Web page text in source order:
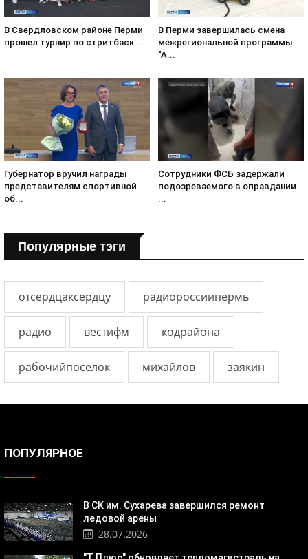
В Свердловском районе Перми
прошел турнир по стритбаск...
В Перми завершилась смена
межрегиональной программы
"А...
Губернатор вручил награды
представителям спортивной
об...
Сотрудники ФСБ задержали
подозреваемого в оправдании
...
Популярные тэги
отсердцаксердцу радиороссиипермь
радио вестифм кодрайона
рабочийпоселок михайлов заякин
ПОПУЛЯРНОЕ
В СК им. Сухарева завершился ремонт
ледовой арены
28.07.2026